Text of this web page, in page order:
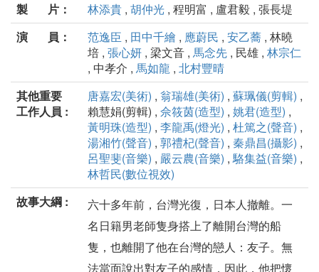
製 片：
林添貴 , 胡仲光 , 程明富 , 盧君毅 , 張長堤
演 員：
范逸臣 , 田中千繪 , 應蔚民 , 安乙蕎 , 林曉
培 , 張心妍 , 梁文音 , 馬念先 , 民雄 , 林宗仁
, 中孝介 , 馬如龍 , 北村豐晴
其他重要
工作人員 :
唐嘉宏(美術) , 翁瑞雄(美術) , 蘇珮儀(剪輯) ,
賴慧娟(剪輯) , 佘筱茵(造型) , 姚君(造型) ,
黃明珠(造型) , 李龍禹(燈光) , 杜篤之(聲音) ,
湯湘竹(聲音) , 郭禮杞(聲音) , 秦鼎昌(攝影) ,
呂聖斐(音樂) , 嚴云農(音樂) ,駱集益(音樂) ,
林哲民(數位視效)
故事大綱 :
六十多年前，台灣光復，日本人撤離。一
名日籍男老師隻身搭上了離開台灣的船
隻，也離開了他在台灣的戀人：友子。無
法當面說出對友子的感情，因此，他把懷